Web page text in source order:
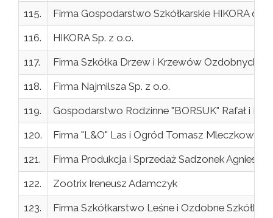
115.
Firma Gospodarstwo Szkółkarskie HIKORA dr
116.
HIKORA Sp. z o.o.
117.
Firma Szkółka Drzew i Krzewów Ozdobnych i
118.
Firma Najmilsza Sp. z o.o.
119.
Gospodarstwo Rodzinne "BORSUK" Rafał i
120.
Firma "L&O" Las i Ogród Tomasz Mleczkowski
121.
Firma Produkcja i Sprzedaż Sadzonek
122.
Zootrix Ireneusz Adamczyk
123.
Firma Szkółkarstwo Leśne i Ozdobne Szkółka